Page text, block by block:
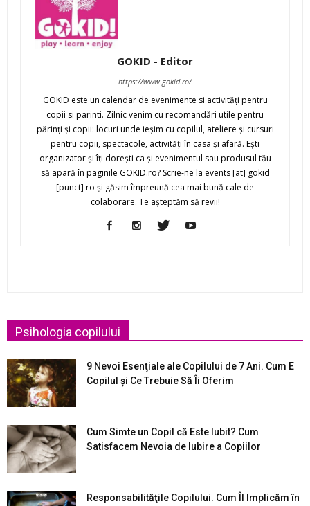
GOKID - Editor
https://www.gokid.ro/
GOKID este un calendar de evenimente si activităţi pentru
copii si parinti. Zilnic venim cu recomandări utile pentru
părinţi şi copii: locuri unde ieşim cu copilul, ateliere şi cursuri
pentru copii, spectacole, activităţi în casa şi afară. Eşti
organizator şi îţi doreşti ca şi evenimentul sau produsul tău
să apară în paginile GOKID.ro? Scrie-ne la events [at] gokid
[punct] ro şi găsim împreună cea mai bună cale de
colaborare. Te aşteptăm să revii!
Psihologia copilului
9 Nevoi Esenţiale ale Copilului de 7 Ani. Cum E
Copilul şi Ce Trebuie Să Îi Oferim
Cum Simte un Copil că Este Iubit? Cum
Satisfacem Nevoia de Iubire a Copiilor
Responsabilităţile Copilului. Cum Îl Implicăm în